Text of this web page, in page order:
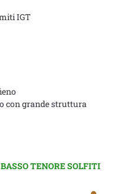
IGT
con grande struttura
TENORE SOLFITI